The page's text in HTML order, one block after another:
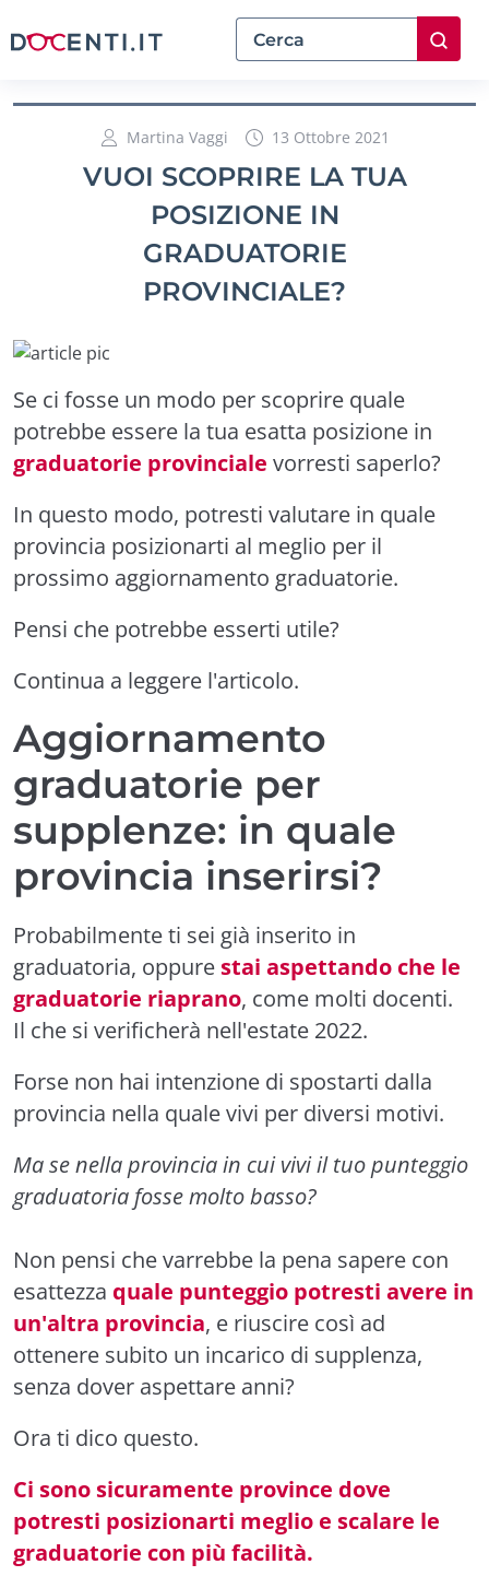
Martina Vaggi 13 Ottobre 2021
VUOI SCOPRIRE LA TUA
POSIZIONE IN
GRADUATORIE
PROVINCIALE?
Se ci fosse un modo per scoprire quale
potrebbe essere la tua esatta posizione in
graduatorie provinciale vorresti saperlo?
In questo modo, potresti valutare in quale
provincia posizionarti al meglio per il
prossimo aggiornamento graduatorie.
Pensi che potrebbe esserti utile?
Continua a leggere l'articolo.
Aggiornamento
graduatorie per
supplenze: in quale
provincia inserirsi?
Probabilmente ti sei già inserito in
graduatoria, oppure stai aspettando che le
graduatorie riaprano, come molti docenti.
Il che si verificherà nell'estate 2022.
Forse non hai intenzione di spostarti dalla
provincia nella quale vivi per diversi motivi.
Ma se nella provincia in cui vivi il tuo punteggio
graduatoria fosse molto basso?
Non pensi che varrebbe la pena sapere con
esattezza quale punteggio potresti avere in
un'altra provincia, e riuscire così ad
ottenere subito un incarico di supplenza,
senza dover aspettare anni?
Ora ti dico questo.
Ci sono sicuramente province dove
potresti posizionarti meglio e scalare le
graduatorie con più facilità.